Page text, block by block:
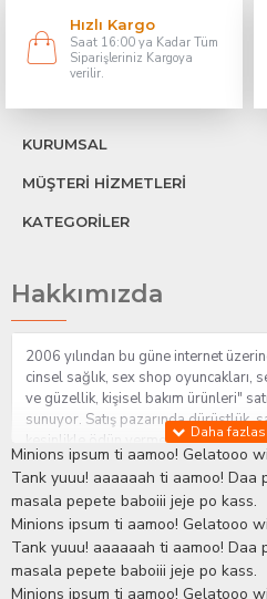
Hızlı Kargo
Saat 16:00 ya Kadar Tüm
Siparişleriniz Kargoya
verilir.
KURUMSAL
MÜŞTERİ HİZMETLERİ
KATEGORİLER
Hakkımızda
2006 yılından bu güne internet
cinsel sağlık, sex shop oyuncakları,
ve güzellik, kişisel bakım ürünleri"
sunuyor. Satış pazarında dürüstlük,
kesinlikle ödün vermeden hizmet
sorularınıza anında cevap verebilen
ihtiyaçlarınızı en uygun fiyat ve
İstanbul beylikdüzü Erotik Shop
stratejimiz ile müşterilerimizin
bakımlı olmaları için onlara sağlık ve
sağlıyoruz.Sex ShopAlışveriş
gelişmeleri ve yenilikleri çok
Minions ipsum ti aamoo! Gelatooo
Tank yuuu! aaaaaah ti aamoo!
masala pepete baboiii jeje po kass.
Minions ipsum ti aamoo! Gelatooo
Tank yuuu! aaaaaah ti aamoo!
masala pepete baboiii jeje po kass.
Minions ipsum ti aamoo! Gelatooo